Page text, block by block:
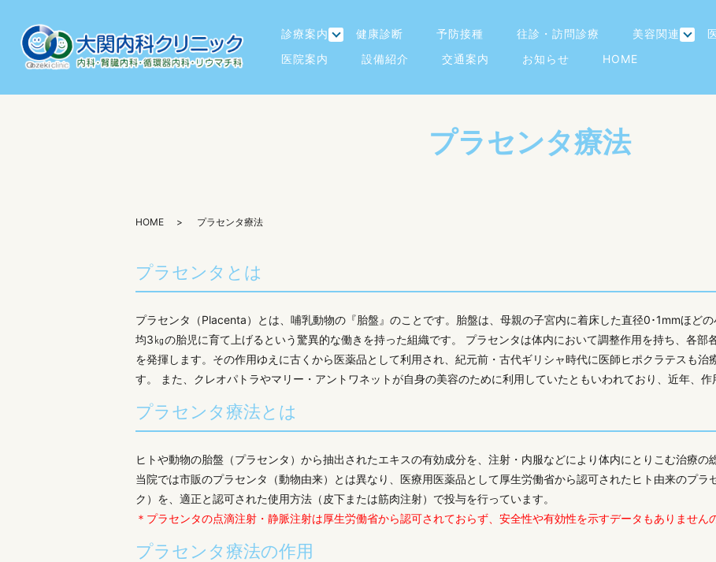
診療案内 健康診断 予防接種 往診・訪問診療 美容関連
医院案内
設備紹介 交通案内 お知らせ HOME
プラセンタ療法
HOME プラセンタ療法
プラセンタとは
プラセンタ（Placenta）とは、哺乳動物の『胎盤』のことです。胎盤は、母親の子宮内に着床した直径0･1mmほど
均3㎏の胎児に育て上げるという驚異的な働きを持った組織です。 プラセンタは体内において調整作用を持ち、各部
を発揮します。その作用ゆえに古くから医薬品として利用され、紀元前・古代ギリシャ時代に医師ヒポクラテスも治
す。 また、クレオパトラやマリー・アントワネットが自身の美容のために利用していたともいわれており、近年、作
プラセンタ療法とは
ヒトや動物の胎盤（プラセンタ）から抽出されたエキスの有効成分を、注射・内服などにより体内にとりこむ治療の
当院では市販のプラセンタ（動物由来）とは異なり、医療用医薬品として厚生労働省から認可されたヒト由来のプラ
ク）を、適正と認可された使用方法（皮下または筋肉注射）で投与を行っています。
＊プラセンタの点滴注射・静脈注射は厚生労働省から認可されておらず、安全性や有効性を示すデータもありません
プラセンタ療法の作用